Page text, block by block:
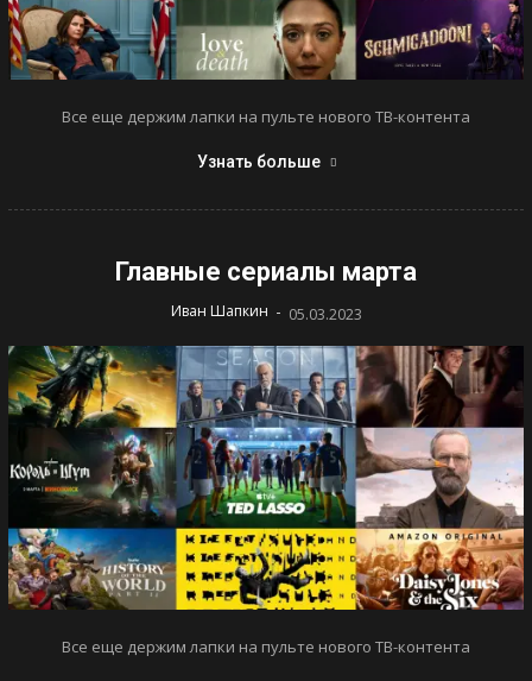
Все еще держим лапки на пульте нового ТВ-контента
Узнать больше
Главные сериалы марта
Иван Шапкин - 05.03.2023
Все еще держим лапки на пульте нового ТВ-контента